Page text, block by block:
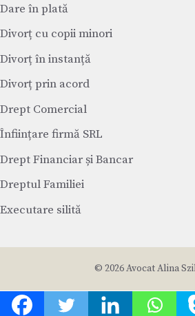
Dare în plată
Divorț cu copii minori
Divorț în instanță
Divorț prin acord
Drept Comercial
Înființare firmă SRL
Drept Financiar și Bancar
Dreptul Familiei
Executare silită
© 2026 Avocat Alina